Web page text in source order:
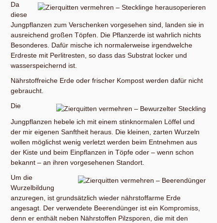
Da
diese
Jungpflanzen zum Verschenken vorgesehen sind, landen sie in
ausreichend großen Töpfen. Die Pflanzerde ist wahrlich nichts
Besonderes. Dafür mische ich normalerweise irgendwelche
Erdreste mit Perlitresten, so dass das Substrat locker und
wasserspeichernd ist.
Nährstoffreiche Erde oder frischer Kompost werden dafür nicht
gebraucht.
Die
Jungpflanzen hebele ich mit einem stinknormalen Löffel und
der mir eigenen Sanftheit heraus. Die kleinen, zarten Wurzeln
wollen möglichst wenig verletzt werden beim Entnehmen aus
der Kiste und beim Einpflanzen in Töpfe oder – wenn schon
bekannt – an ihren vorgesehenen Standort.
Um die
Wurzelbildung
anzuregen, ist grundsätzlich wieder nährstoffarme Erde
angesagt. Der verwendete Beerendünger ist ein Kompromiss,
denn er enthält neben Nährstoffen Pilzsporen, die mit den